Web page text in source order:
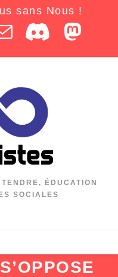
sans Nous !
ÉDUCATION
SOCIALES